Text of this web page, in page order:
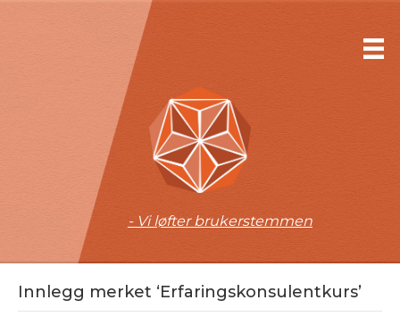
- Vi løfter brukerstemmen
Innlegg merket ‘Erfaringskonsulentkurs’